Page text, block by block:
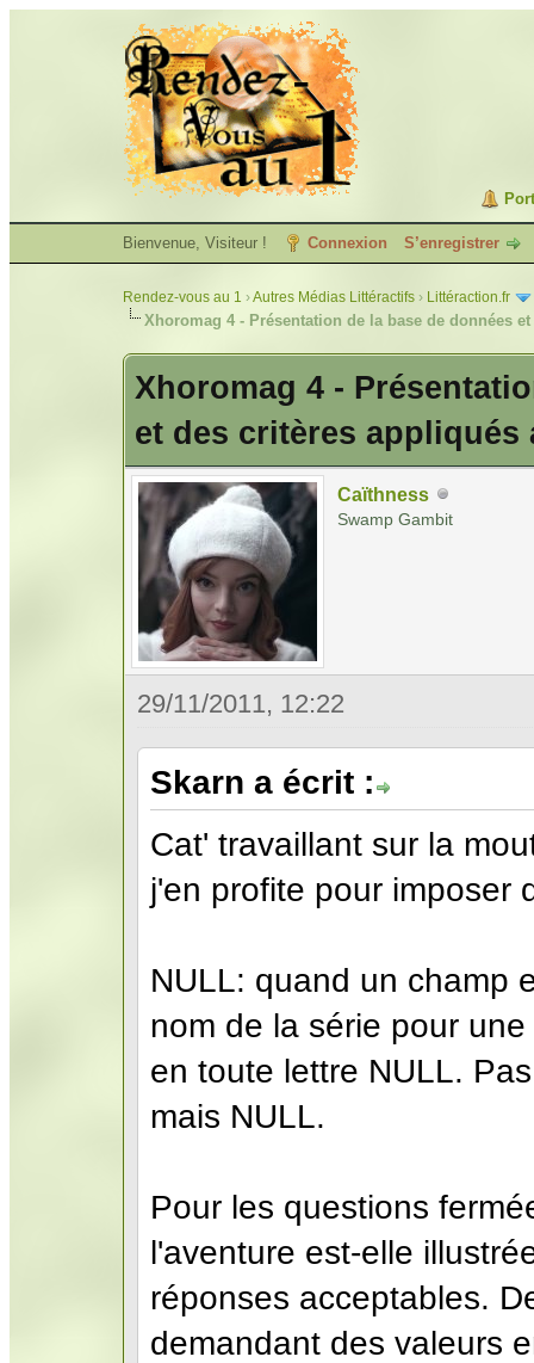
Bienvenue, Visiteur ! Connexion S’enregistrer
Rendez-vous au 1 ›Autres Médias Littéractifs › Littéraction.fr
Xhoromag 4 - Présentation de la base de données
Xhoromag 4 -
et des critères appliqués
Caïthness
Swamp Gambit
29/11/2011, 12:22
Skarn a écrit :
Cat' travaillant sur la
j'en profite pour imposer
NULL: quand un champ
nom de la série pour
en toute lettre NULL.
mais NULL.
Pour les questions
l'aventure est-elle
réponses acceptables.
demandant des valeurs